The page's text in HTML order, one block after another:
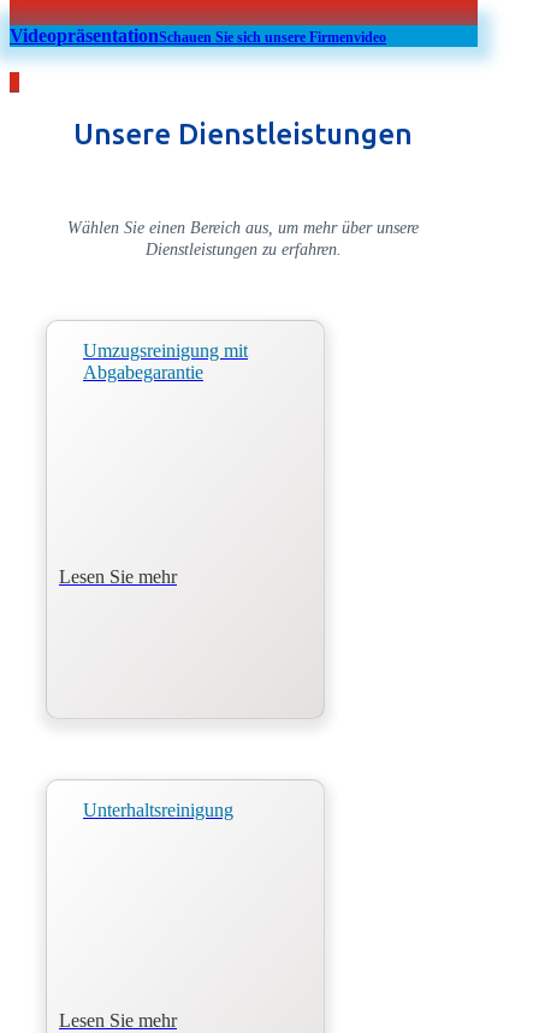
VideopräsentationSchauen Sie sich unsere Firmenvideo
Unsere Dienstleistungen
Wählen Sie einen Bereich aus, um mehr über unsere
Dienstleistungen zu erfahren.
Umzugsreinigung mit
Abgabegarantie
Lesen Sie mehr
Unterhaltsreinigung
Lesen Sie mehr